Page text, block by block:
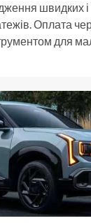
швидких
Оплата
для